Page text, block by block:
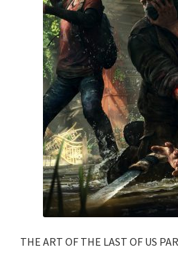
THE ART OF THE LAST OF US